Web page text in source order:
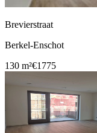
Brevierstraat
Berkel-Enschot
130 m²€1775